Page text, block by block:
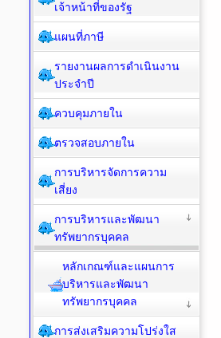
เจ้าหน้าที่ของรัฐ
แผนที่ภาษี
รายงานผลการดำเนินงาน
ประจำปี
ควบคุมภายใน
ตรวจสอบภายใน
การบริหารจัดการความ
เสี่ยง
การบริหารและพัฒนา
ทรัพยากรบุคคล
หลักเกณฑ์และแผนการ
บริหารและพัฒนา
ทรัพยากรบุคคล
การส่งเสริมความโปร่งใส